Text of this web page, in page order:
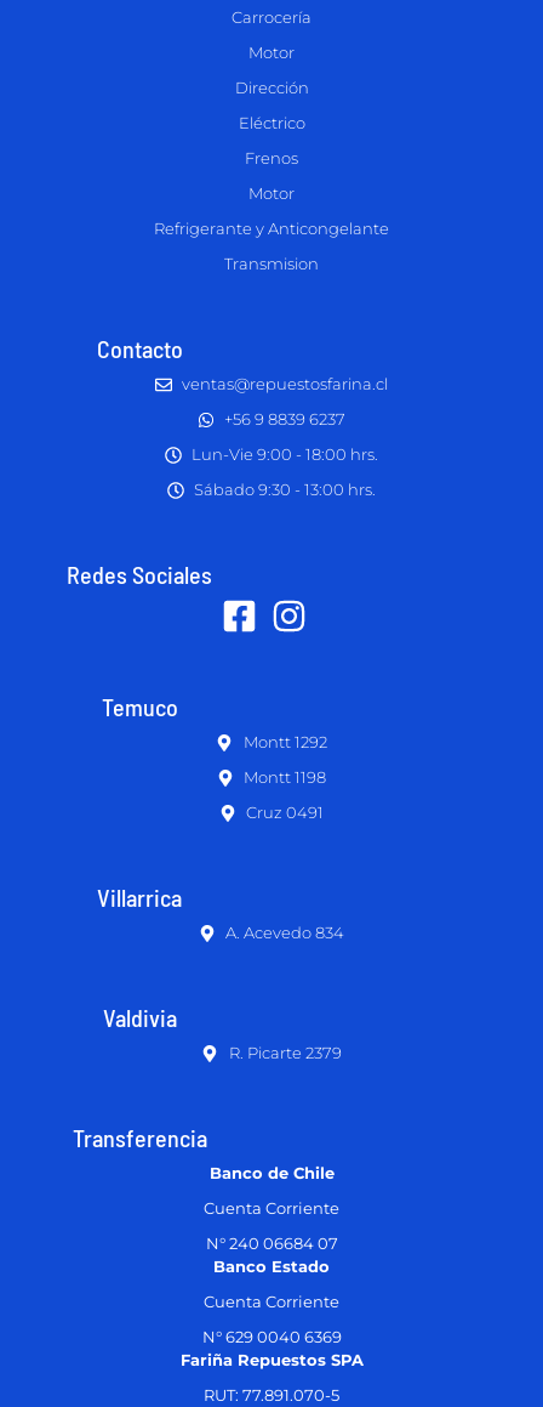
Carrocería
Motor
Dirección
Eléctrico
Frenos
Motor
Refrigerante y Anticongelante
Transmision
Contacto
ventas@repuestosfarina.cl
+56 9 8839 6237
Lun-Vie 9:00 - 18:00 hrs.
Sábado 9:30 - 13:00 hrs.
Redes Sociales
Temuco
Montt 1292
Montt 1198
Cruz 0491
Villarrica
A. Acevedo 834
Valdivia
R. Picarte 2379
Transferencia
Banco de Chile
Cuenta Corriente
N° 240 06684 07
Banco Estado
Cuenta Corriente
N° 629 0040 6369
Fariña Repuestos SPA
RUT: 77.891.070-5